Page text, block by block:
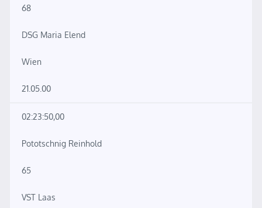
68
DSG Maria Elend
Wien
21.05.00
02:23:50,00
Pototschnig Reinhold
65
VST Laas